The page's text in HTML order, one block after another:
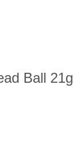
Ball 21g